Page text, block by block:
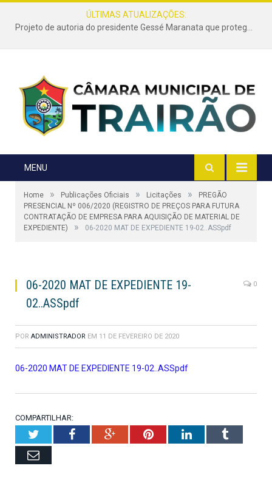
ÚLTIMAS ATUALIZAÇÕES:
Projeto de autoria do presidente Gessé Maranata que protege as estradas vicinais de Trairão é transformado em lei
MENU
Home » Publicações Oficiais » Licitações »
PREGÃO
PRESENCIAL Nº 006/2020 (REGISTRO DE PREÇOS PARA FUTURA
CONTRATAÇÃO DE EMPRESA PARA AQUISIÇÃO DE MATERIAL DE
EXPEDIENTE)
» 06-2020 MAT DE EXPEDIENTE 19-02..ASSpdf
06-2020 MAT DE EXPEDIENTE 19-
02..ASSpdf
0
POR ADMINISTRADOR EM 11 DE FEVEREIRO DE 2020
06-2020 MAT DE EXPEDIENTE 19-02..ASSpdf
COMPARTILHAR:
TwitterFacebookGoogle+PinterestLinkedInTumblr
Email